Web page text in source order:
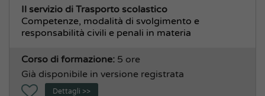
Il servizio di Trasporto scolastico
Competenze, modalità di svolgimento e
responsabilità civili e penali in materia
Corso di formazione: 5 ore
Già disponibile in versione registrata
Dettagli >>